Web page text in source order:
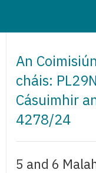
An
cháis:
Cásuimhir
4278/24
5 and 6